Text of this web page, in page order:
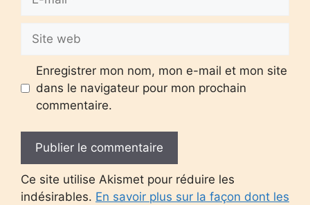
mail
web
Enregistrer mon nom, mon e-mail et mon site
dans le navigateur pour mon prochain
commentaire.
Ce site utilise Akismet pour réduire les
indésirables. En savoir plus sur la façon dont les